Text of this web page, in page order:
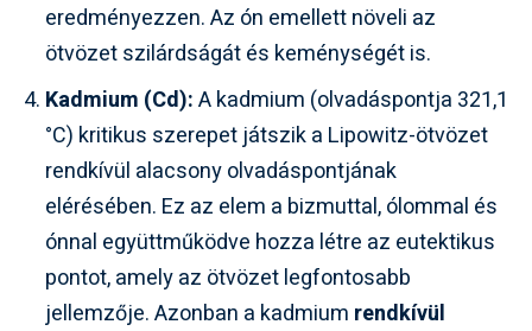
eredményezzen. Az ón emellett növeli az
ötvözet szilárdságát és keménységét is.
Kadmium (Cd):A kadmium (olvadáspontja 321,1
°C) kritikus szerepet játszik a Lipowitz-ötvözet
rendkívül alacsony olvadáspontjának
elérésében. Ez az elem a bizmuttal, ólommal és
ónnal együttműködve hozza létre az eutektikus
pontot, amely az ötvözet legfontosabb
jellemzője. Azonban a kadmium rendkívül